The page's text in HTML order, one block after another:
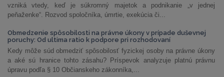
vzniká vtedy, keď je súkromný majetok a podnikanie „v jednej
peňaženke“. Rozvod spoločníka, úmrtie, exekúcia či...
Obmedzenie spôsobilosti na právne úkony v prípade duševnej
poruchy: Od ultima ratio k podpore pri rozhodovaní
Kedy môže súd obmedziť spôsobilosť fyzickej osoby na právne úkony
a aké sú hranice tohto zásahu? Príspevok analyzuje platnú právnu
úpravu podľa § 10 Občianskeho zákonníka,...